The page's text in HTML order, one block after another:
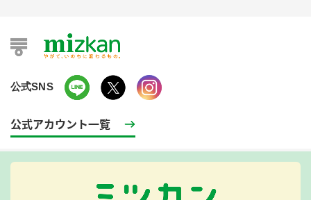
公式SNS
公式アカウント一覧